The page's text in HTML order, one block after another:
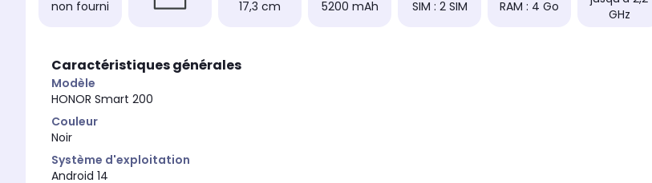
non fourni
17,3 cm
5200 mAh
SIM : 2 SIM
RAM : 4 Go
GHz
Caractéristiques générales
Modèle
HONOR Smart 200
Couleur
Noir
Système d'exploitation
Android 14